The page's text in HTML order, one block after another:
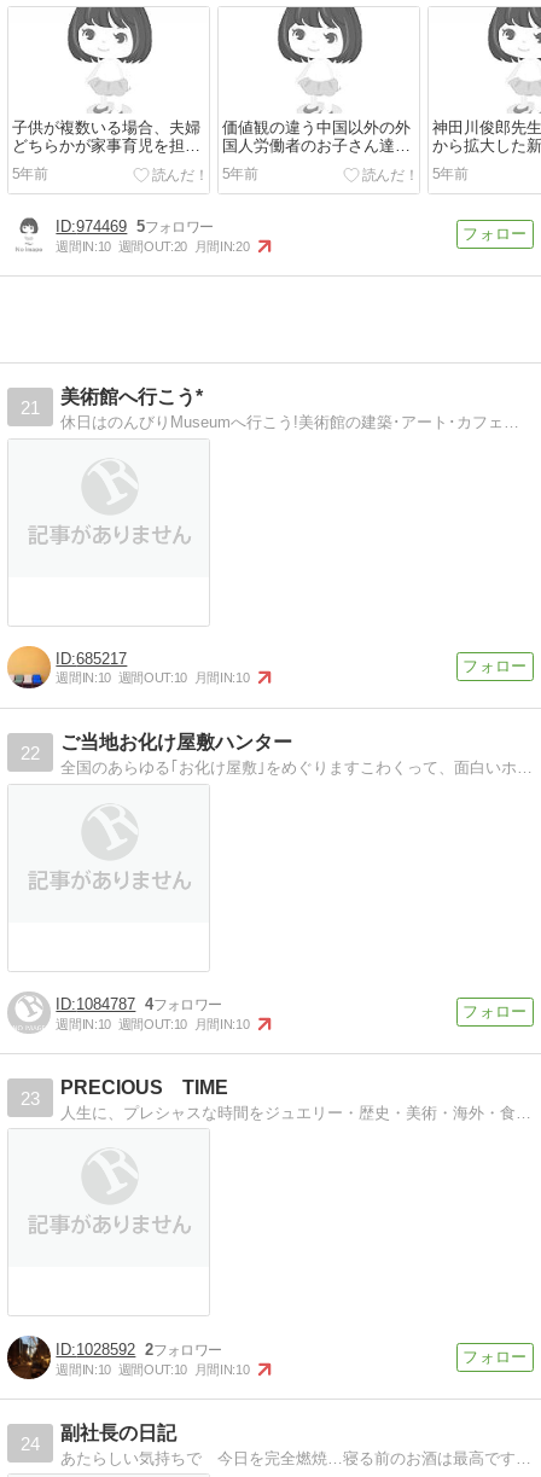
子供が複数いる場合、夫婦
どちらかが家事育児を担っ
た方が人を頼むより経済的
なケースが多い
5年前
価値観の違う中国以外の外
国人労働者のお子さん達
に、丁寧な日本語教育を望
む
5年前
神田川俊郎先
から拡大した
亡くなる。
5年前
974469 5
週間IN:10 週間OUT:20 月間IN:20
21
美術館へ行こう*
685217
週間IN:10 週間OUT:10 月間IN:10
22
ご当地お化け屋敷ハンター
1084787 4
週間IN:10 週間OUT:10 月間IN:10
23
PRECIOUS TIME
1028592 2
週間IN:10 週間OUT:10 月間IN:10
24
副社長の日記